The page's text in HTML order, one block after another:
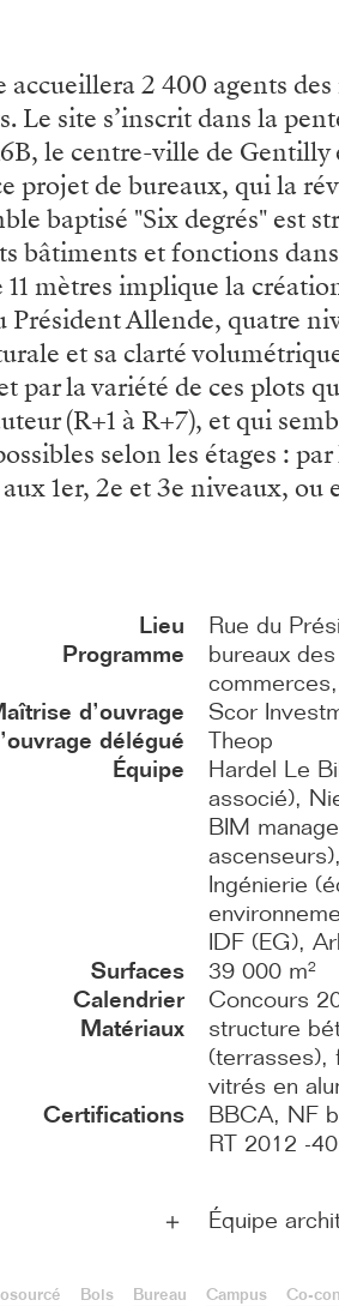
2 400 agents
Le site s’inscrit dans la
le centre-ville de Gentilly
projet de bureaux, qui la
baptisé "Six degrés" est
bâtiments et fonctions
mètres implique la
Président Allende, quatre
et sa clarté
par la variété de ces plots
(R+1 à R+7), et qui
selon les étages :
1er, 2e et 3e niveaux, ou
Lieu
Rue du
Programme
bureaux
d’ouvrage
Scor
délégué
Theop
Équipe
Hardel Le
associé),
BIM
Ingénierie
IDF (EG),
Surfaces
39 000 m²
Calendrier
Concours
Matériaux
structure
(terrasses),
vitrés en
Certifications
BBCA, NF
RT 2012 -
＋ Équipe
Bois Bureau Campus Co-